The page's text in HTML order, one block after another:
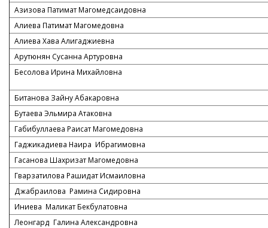
Азизова Патимат Магомедсаидовна
Алиева Патимат Магомедовна
Алиева Хава Алигаджиевна
Арутюнян Сусанна Артуровна
Бесолова Ирина Михайловна
Битанова Зайну Абакаровна
Бутаева Эльмира Атаковна
Габибуллаева Раисат Магомедовна
Гаджикадиева Наира Ибрагимовна
Гасанова Шахризат Магомедовна
Гварзатилова Рашидат Исмаиловна
Джабраилова Рамина Сидировна
Иниева Маликат Бекбулатовна
Леонгард Галина Александровна